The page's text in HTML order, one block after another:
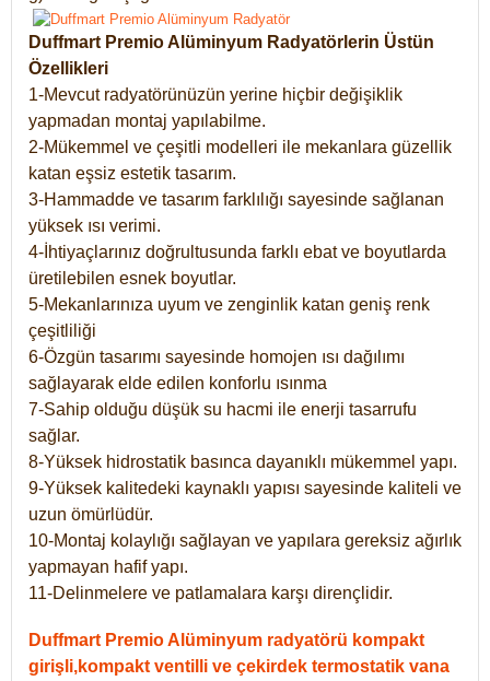
Duffmart Premio Alüminyum Radyatörlerin Üstün
Özellikleri
1-Mevcut radyatörünüzün yerine hiçbir değişiklik
yapmadan montaj yapılabilme.
2-Mükemmel ve çeşitli modelleri ile mekanlara güzellik
katan eşsiz estetik tasarım.
3-Hammadde ve tasarım farklılığı sayesinde sağlanan
yüksek ısı verimi.
4-İhtiyaçlarınız doğrultusunda farklı ebat ve boyutlarda
üretilebilen esnek boyutlar.
5-Mekanlarınıza uyum ve zenginlik katan geniş renk
çeşitliliği
6-Özgün tasarımı sayesinde homojen ısı dağılımı
sağlayarak elde edilen konforlu ısınma
7-Sahip olduğu düşük su hacmi ile enerji tasarrufu
sağlar.
8-Yüksek hidrostatik basınca dayanıklı mükemmel yapı.
9-Yüksek kalitedeki kaynaklı yapısı sayesinde kaliteli ve
uzun ömürlüdür.
10-Montaj kolaylığı sağlayan ve yapılara gereksiz ağırlık
yapmayan hafif yapı.
11-Delinmelere ve patlamalara karşı dirençlidir.
Duffmart Premio Alüminyum radyatörü kompakt
girişli,kompakt ventilli ve çekirdek termostatik vana